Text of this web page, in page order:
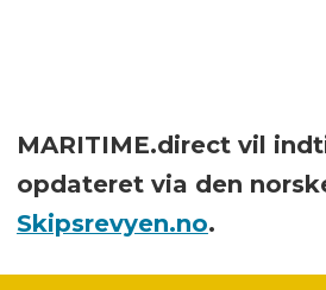
MARITIME.direct vil
opdateret via den
Skipsrevyen.no.